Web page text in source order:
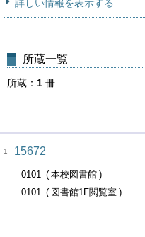
詳しい情報を表示する
所蔵一覧
所蔵 1 冊
1 15672
0101
本校図書館
0101
図書館1F閲覧室